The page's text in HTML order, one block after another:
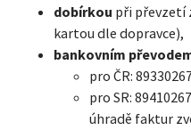
dobírkou při převzetí
kartou dle dopravce),
bankovním
pro ČR:
pro SR:
úhradě faktur